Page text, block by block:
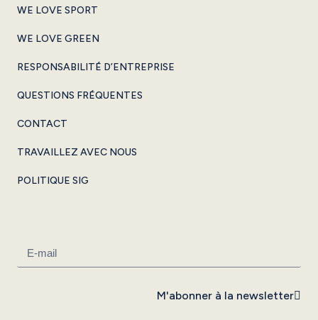
WE LOVE SPORT
WE LOVE GREEN
RESPONSABILITÉ D’ENTREPRISE
QUESTIONS FRÉQUENTES
CONTACT
TRAVAILLEZ AVEC NOUS
POLITIQUE SIG
M'abonner à la newsletter